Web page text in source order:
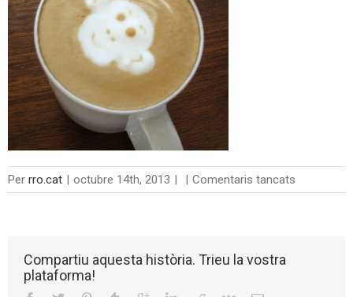
Per rro.cat | octubre 14th, 2013 | | Comentaris tancats
blog_3
Compartiu aquesta història. Trieu la vostra
plataforma!